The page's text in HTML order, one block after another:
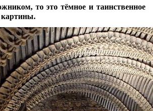
то это тёмное и таинственное
картины.